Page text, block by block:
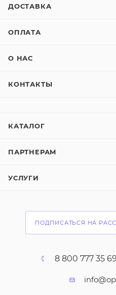
ДОСТАВКА
ОПЛАТА
О НАС
КОНТАКТЫ
КАТАЛОГ
ПАРТНЕРАМ
УСЛУГИ
ПОДПИСАТЬСЯ НА
8 800 777 35 69